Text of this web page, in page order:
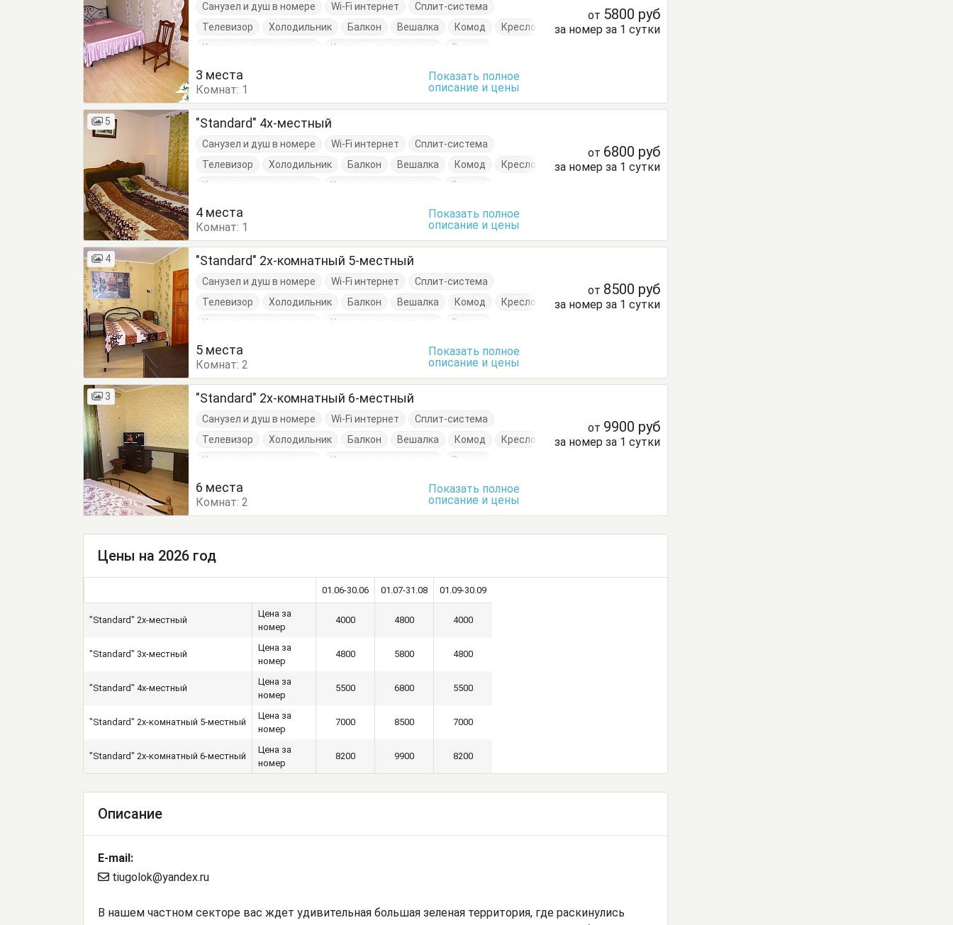
Санузел и душ в номере Wi-Fi интернет
Сплит-система
Телевизор
Холодильник Балкон Вешалка Комод
Кресло
Кровати односпальные
Кровать двуспальная
Стулья
от 5800 руб
за номер за 1 сутки
3 места
Комнат: 1
Показать полное
описание и цены
5 "Standard" 4х-местный
Санузел и душ в номере Wi-Fi интернет
Сплит-система
Телевизор
Холодильник Балкон Вешалка Комод
Кресло
Кровати односпальные
Кровать двуспальная
Стулья
от 6800 руб
за номер за 1 сутки
4 места
Комнат: 1
Показать полное
описание и цены
4 "Standard" 2х-комнатный 5-местный
Санузел и душ в номере Wi-Fi интернет
Сплит-система
Телевизор
Холодильник Балкон Вешалка Комод
Кресло
Кровати односпальные
Кровать двуспальная
Стулья
Туалетный столик
от 8500 руб
за номер за 1 сутки
5 места
Комнат:2
Показать полное
описание и цены
3 "Standard" 2х-комнатный 6-местный
Санузел и душ в номере Wi-Fi интернет
Сплит-система
Телевизор
Холодильник Балкон Вешалка Комод
Кресло
Кровати односпальные
Кровать двуспальная
Стулья
от 9900 руб
за номер за 1 сутки
6 места
Комнат:2
Показать полное
описание и цены
Цены на 2026 год
01.06-30.06 01.07-31.08 01.09-30.09
"Standard" 2х-местный
Цена за
номер
4000 4800 4000
"Standard" 3х-местный
Цена за
номер
4800 5800 4800
"Standard" 4х-местный
Цена за
номер
5500 6800 5500
"Standard" 2х-комнатный 5-местный
Цена за
номер
7000 8500 7000
"Standard" 2х-комнатный 6-местный
Цена за
номер
8200 9900 8200
Описание
E-mail:
tiugolok@yandex.ru
В нашем частном секторе вас ждет удивительная большая зеленая территория, где раскинулись